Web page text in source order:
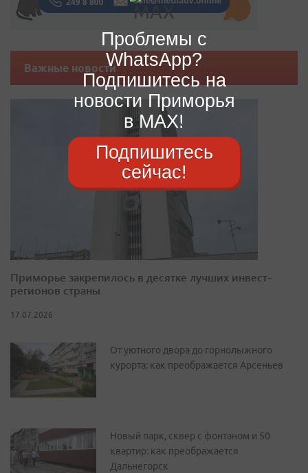
Важные новости
Приморье закрепилось в десятке лучших инвест-
регионов страны
17.07.2026
От уютного двора до горнолыжного
курорта: как преображается Арсеньев
Новый парк, сквер с фонтаном и 50
квартир: как преображается
Дальнегорск
Проблемы с
WhatsApp?
Подпишитесь на
новости Приморья
в MAX!
Подпишитесь
сейчас!